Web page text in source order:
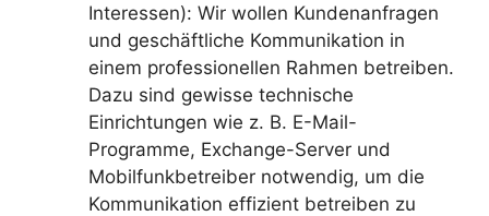
Interessen): Wir wollen Kundenanfragen
und geschäftliche Kommunikation in
einem professionellen Rahmen betreiben.
Dazu sind gewisse technische
Einrichtungen wie z. B. E-Mail-
Programme, Exchange-Server und
Mobilfunkbetreiber notwendig, um die
Kommunikation effizient betreiben zu